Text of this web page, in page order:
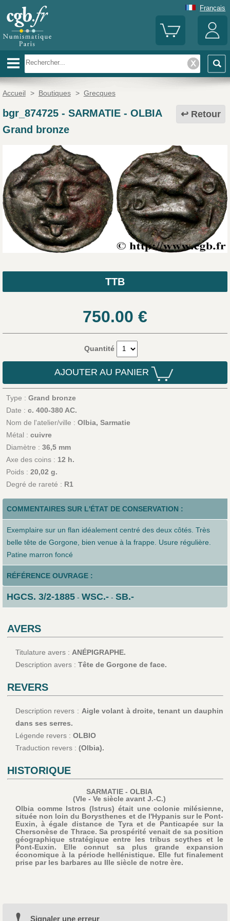
Français
Accueil > Boutiques > Grecques
Retour
bgr_874725- SARMATIE - OLBIA
Grand bronze
TTB
750.00 €
Quantité
AJOUTER AU PANIER
Type : Grand bronze
Date : c. 400-380 AC.
Nom de l'atelier/ville : Olbia, Sarmatie
Métal : cuivre
Diamètre : 36,5 mm
Axe des coins : 12 h.
Poids : 20,02 g.
Degré de rareté : R1
COMMENTAIRES SUR L'ÉTAT DE CONSERVATION :
Exemplaire sur un flan idéalement centré des deux côtés. Très
belle tête de Gorgone, bien venue à la frappe. Usure régulière.
Patine marron foncé
RÉFÉRENCE OUVRAGE :
HGCS. 3/2-1885- WSC.-- SB.-
AVERS
Titulature avers : ANÉPIGRAPHE.
Description avers : Tête de Gorgone de face.
REVERS
Description revers : Aigle volant à droite, tenant un dauphin
dans ses serres.
Légende revers : OLBIO
Traduction revers : (Olbia).
HISTORIQUE
SARMATIE - OLBIA
(VIe - Ve siècle avant J.-C.)
Olbia comme Istros (Istrus) était une colonie milésienne,
située non loin du Borysthenes et de l'Hypanis sur le Pont-
Euxin, à égale distance de Tyra et de Panticapée sur la
Chersonèse de Thrace. Sa prospérité venait de sa position
géographique stratégique entre les tribus scythes et le
Pont-Euxin. Elle connut sa plus grande expansion
économique à la période hellénistique. Elle fut finalement
prise par les barbares au IIIe siècle de notre ère.
Signaler une erreur